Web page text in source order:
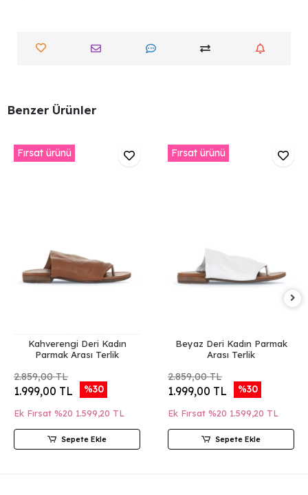
Benzer Ürünler
Fırsat ürünü
Kahverengi Deri Kadın
Parmak Arası Terlik
2.859,00 TL
1.999,00 TL %30
Ek Fırsat %20 1.599,20 TL
Sepete Ekle
Fırsat ürünü
Beyaz Deri Kadın Parmak
Arası Terlik
2.859,00 TL
1.999,00 TL %30
Ek Fırsat %20 1.599,20 TL
Sepete Ekle